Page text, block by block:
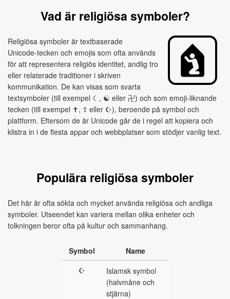
Vad är religiösa symboler?
Religiösa symboler är textbaserade
Unicode‑tecken och emojis som ofta används
för att representera religiös identitet, andlig tro
eller relaterade traditioner i skriven
kommunikation. De kan visas som svarta
textsymboler (till exempel ☾, ☯ eller 卍) och som emoji‑liknande
tecken (till exempel ✝, ☦ eller ☪), beroende på symbol och
plattform. Eftersom de är Unicode går de i regel att kopiera och
klistra in i de flesta appar och webbplatser som stödjer vanlig text.
Populära religiösa symboler
Det här är ofta sökta och mycket använda religiösa och andliga
symboler. Utseendet kan variera mellan olika enheter och
tolkningen beror ofta på kultur och sammanhang.
Symbol
Name
☪
Islamsk symbol
(halvmåne och
stjärna)